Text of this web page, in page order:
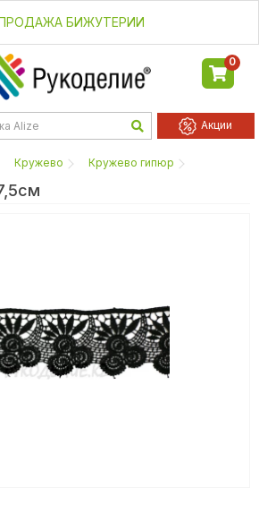
БИЖУТЕРИИ
0
Акции
Кружево Кружево гипюр